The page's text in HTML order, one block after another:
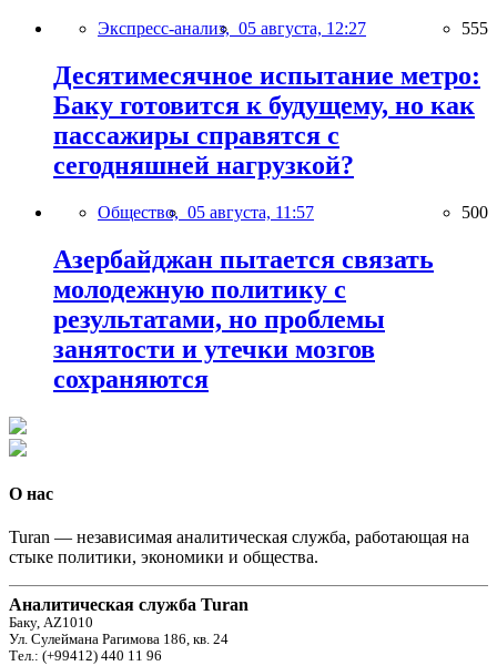
Экспресс-анализ, 05 августа, 12:27 555
Десятимесячное испытание метро:
Баку готовится к будущему, но как
пассажиры справятся с
сегодняшней нагрузкой?
Общество, 05 августа, 11:57 500
Азербайджан пытается связать
молодежную политику с
результатами, но проблемы
занятости и утечки мозгов
сохраняются
О нас
Turan — независимая аналитическая служба, работающая на
стыке политики, экономики и общества.
Аналитическая служба Turan
Баку, AZ1010
Ул. Сулеймана Рагимова 186, кв. 24
Тел.: (+99412) 440 11 96